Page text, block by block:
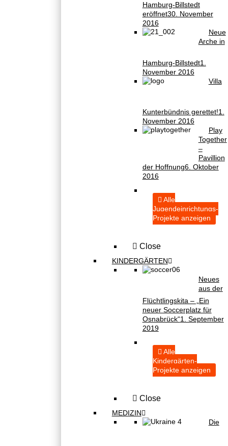
Hamburg-Billstedt
eröffnet30. November
2016
Neue
Arche in
Hamburg-Billstedt1.
November 2016
Villa
Kunterbündnis gerettet!1.
November 2016
Play
Together
–
Pavillion
der Hoffnung6. Oktober
2016
Alle
Jugendeinrichtungs-
Projekte anzeigen
Close
KINDERGÄRTEN
Neues
aus der
Flüchtlingskita – „Ein
neuer Soccerplatz für
Osnabrück“1. September
2019
Alle
Kindergärten-
Projekte anzeigen
Close
MEDIZIN
Die